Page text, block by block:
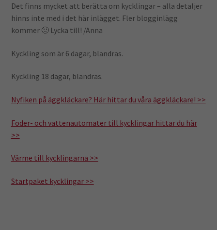
Det finns mycket att berätta om kycklingar – alla detaljer
hinns inte med i det här inlägget. Fler blogginlägg
kommer 🙂 Lycka till! /Anna
Kyckling som är 6 dagar, blandras.
Kyckling 18 dagar, blandras.
Nyfiken på äggkläckare? Här hittar du våra äggkläckare! >>
Foder- och vattenautomater till kycklingar hittar du här
>>
Värme till kycklingarna >>
Startpaket kycklingar >>